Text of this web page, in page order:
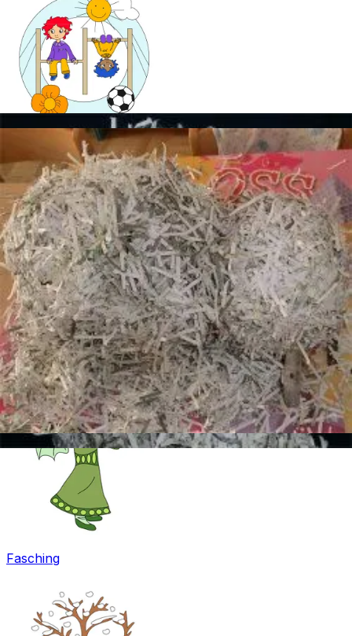
Mandala für Kinder
Ostern
Fasching